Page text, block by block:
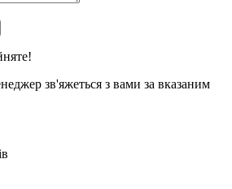
зв'яжеться з вами за вказаним